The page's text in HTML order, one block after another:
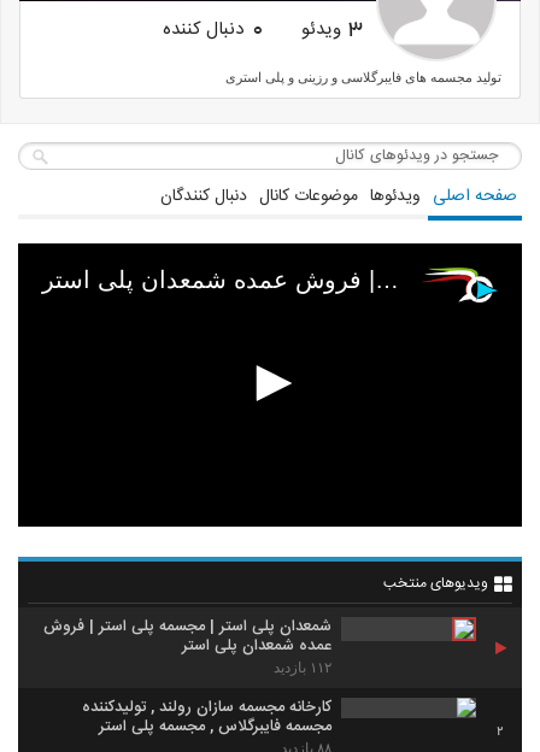
3 ویدئو 0 دنبال کننده
تولید مجسمه های فایبرگلاسی و رزینی و پلی استری
صفحه اصلی ویدئوها موضوعات کانال دنبال کنندگان
شمعدان پلی استر | مجسمه پلی استر | فروش عمده شمعدان پلی استر
ویدیوهای منتخب
شمعدان پلی استر | مجسمه پلی استر | فروش
عمده شمعدان پلی استر
۱۱۲ بازدید
2
کارخانه مجسمه سازان رولند , تولیدکننده
مجسمه فایبرگلاس , مجسمه پلی استر
۸۸ بازدید